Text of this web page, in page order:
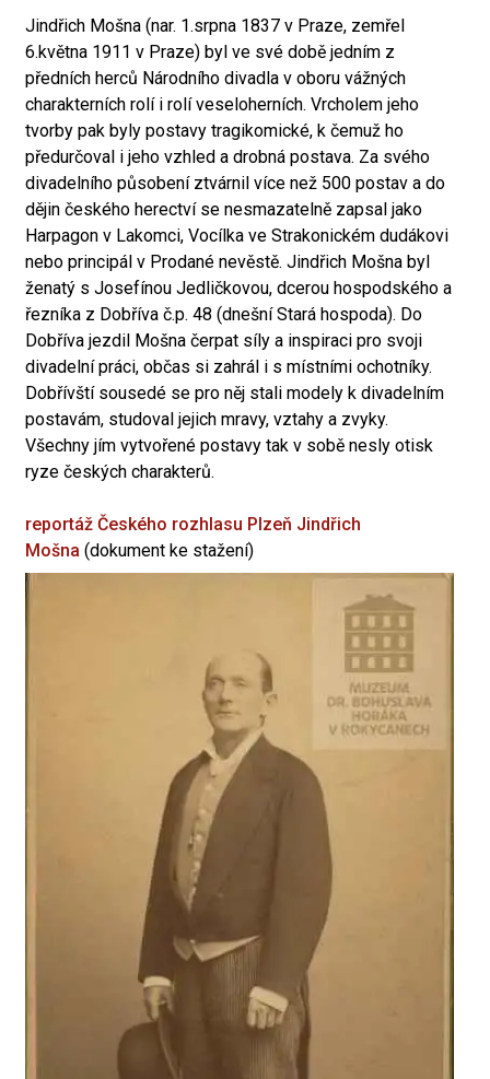
Jindřich Mošna (nar. 1.srpna 1837 v Praze, zemřel
6.května 1911 v Praze) byl ve své době jedním z
předních herců Národního divadla v oboru vážných
charakterních rolí i rolí veseloherních. Vrcholem jeho
tvorby pak byly postavy tragikomické, k čemuž ho
předurčoval i jeho vzhled a drobná postava. Za svého
divadelního působení ztvárnil více než 500 postav a do
dějin českého herectví se nesmazatelně zapsal jako
Harpagon v Lakomci, Vocílka ve Strakonickém dudákovi
nebo principál v Prodané nevěstě. Jindřich Mošna byl
ženatý s Josefínou Jedličkovou, dcerou hospodského a
řezníka z Dobříva č.p. 48 (dnešní Stará hospoda). Do
Dobříva jezdil Mošna čerpat síly a inspiraci pro svoji
divadelní práci, občas si zahrál i s místními ochotníky.
Dobřívští sousedé se pro něj stali modely k divadelním
postavám, studoval jejich mravy, vztahy a zvyky.
Všechny jím vytvořené postavy tak v sobě nesly otisk
ryze českých charakterů.
reportáž Českého rozhlasu Plzeň Jindřich
Mošna (dokument ke stažení)